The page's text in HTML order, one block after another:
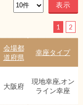
1 2
会場都
道府県
幸座タイプ
大阪府
現地幸座,オン
ライン幸座